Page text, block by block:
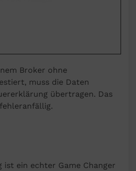
Broker ohne
muss die Daten
übertragen. Das
ist ein echter Game Changer